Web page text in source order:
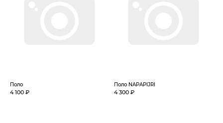
Поло
4 100 ₽
Поло NAPAPIJRI
4 300 ₽